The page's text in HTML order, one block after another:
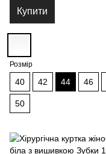
Купити
Розмір
40 42 44 46
50